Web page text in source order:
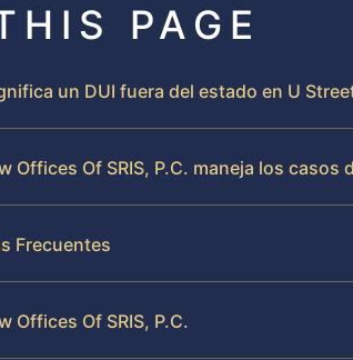
PAGE
un DUI fuera del estado en U
Offices Of SRIS, P.C. maneja los casos
Frecuentes
Offices Of SRIS, P.C.